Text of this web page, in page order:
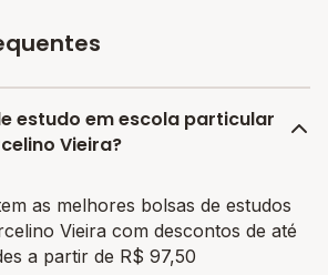
estudo em escola particular
Vieira?
as melhores bolsas de estudos
Vieira com descontos de até
a partir de R$ 97,50